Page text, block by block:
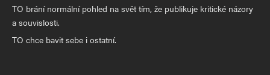
TO brání normální pohled na svět tím, že publikuje kritické názory
a souvislosti.
TO chce bavit sebe i ostatní.